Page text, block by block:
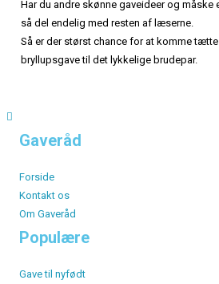
Har du andre skønne gaveideer og måske
så del endelig med resten af læserne.
Så er der størst chance for at komme
bryllupsgave til det lykkelige brudepar.
Gaveråd
Forside
Kontakt os
Om Gaveråd
Populære
Gave til nyfødt